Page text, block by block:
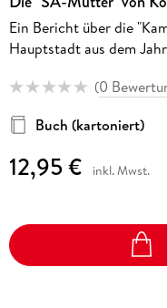
Ein Bericht über die
Hauptstadt aus dem
(0
Buch (kartoniert)
12,95 € inkl. Mwst.